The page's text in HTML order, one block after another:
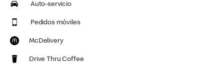
Auto-servicio
Pedidos móviles
McDelivery
Drive Thru Coffee